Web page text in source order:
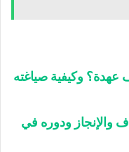
وكيفية صياغته
والإنجاز ودوره في